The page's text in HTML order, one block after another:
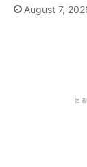
August 7,
본